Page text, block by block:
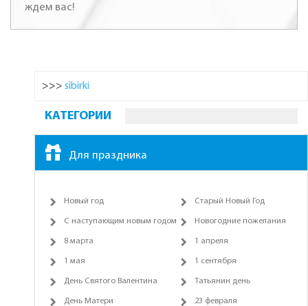
ждем вас!
>>> sibirki
КАТЕГОРИИ
Для праздника
Новый год Старый Новый Год
С наступающим новым годом Новогодние пожелания
8 марта 1 апреля
1 мая 1 сентября
День Святого Валентина Татьянин день
День Матери 23 февраля